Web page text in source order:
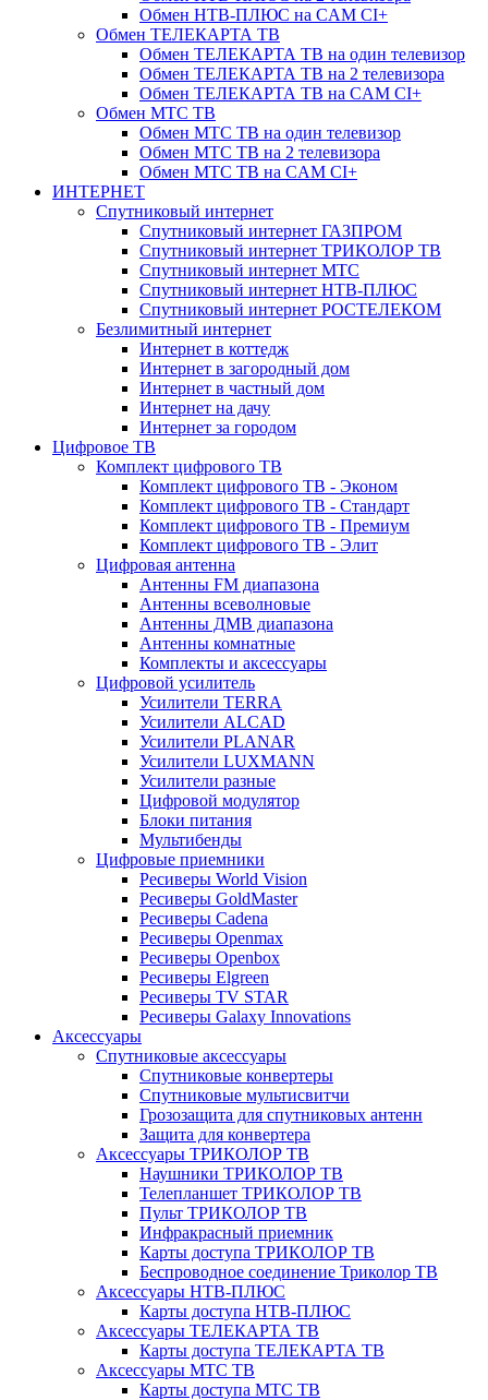
Обмен НТВ-ПЛЮС на CAM CI+
Обмен ТЕЛЕКАРТА ТВ
Обмен ТЕЛЕКАРТА ТВ на один телевизор
Обмен ТЕЛЕКАРТА ТВ на 2 телевизора
Обмен ТЕЛЕКАРТА ТВ на CAM CI+
Обмен МТС ТВ
Обмен МТС ТВ на один телевизор
Обмен МТС ТВ на 2 телевизора
Обмен МТС ТВ на CAM CI+
ИНТЕРНЕТ
Спутниковый интернет
Спутниковый интернет ГАЗПРОМ
Спутниковый интернет ТРИКОЛОР ТВ
Спутниковый интернет МТС
Спутниковый интернет НТВ-ПЛЮС
Спутниковый интернет РОСТЕЛЕКОМ
Безлимитный интернет
Интернет в коттедж
Интернет в загородный дом
Интернет в частный дом
Интернет на дачу
Интернет за городом
Цифровое ТВ
Комплект цифрового ТВ
Комплект цифрового ТВ - Эконом
Комплект цифрового ТВ - Стандарт
Комплект цифрового ТВ - Премиум
Комплект цифрового ТВ - Элит
Цифровая антенна
Антенны FM диапазона
Антенны всеволновые
Антенны ДМВ диапазона
Антенны комнатные
Комплекты и аксессуары
Цифровой усилитель
Усилители TERRA
Усилители ALCAD
Усилители PLANAR
Усилители LUXMANN
Усилители разные
Цифровой модулятор
Блоки питания
Мультибенды
Цифровые приемники
Ресиверы World Vision
Ресиверы GoldMaster
Ресиверы Cadena
Ресиверы Openmax
Ресиверы Openbox
Ресиверы Elgreen
Ресиверы TV STAR
Ресиверы Galaxy Innovations
Аксессуары
Спутниковые аксессуары
Спутниковые конвертеры
Спутниковые мультисвитчи
Грозозащита для спутниковых антенн
Защита для конвертера
Аксессуары ТРИКОЛОР ТВ
Наушники ТРИКОЛОР ТВ
Телепланшет ТРИКОЛОР ТВ
Пульт ТРИКОЛОР ТВ
Инфракрасный приемник
Карты доступа ТРИКОЛОР ТВ
Беспроводное соединение Триколор ТВ
Аксессуары НТВ-ПЛЮС
Карты доступа НТВ-ПЛЮС
Аксессуары ТЕЛЕКАРТА ТВ
Карты доступа ТЕЛЕКАРТА ТВ
Аксессуары МТС ТВ
Карты доступа МТС ТВ